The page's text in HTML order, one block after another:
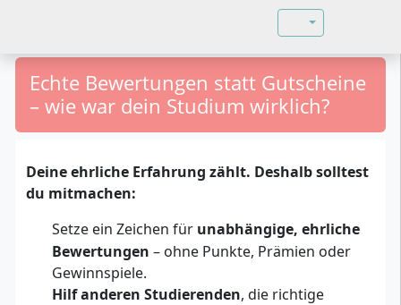
Sprache
Echte Bewertungen statt Gutscheine
– wie war dein Studium wirklich?
Deine ehrliche Erfahrung zählt. Deshalb solltest
du mitmachen:
Setze ein Zeichen für unabhängige, ehrliche
Bewertungen – ohne Punkte, Prämien oder
Gewinnspiele.
Hilf anderen Studierenden, die richtige